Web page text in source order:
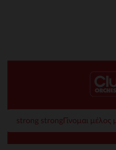
strong strongΓίνομαι